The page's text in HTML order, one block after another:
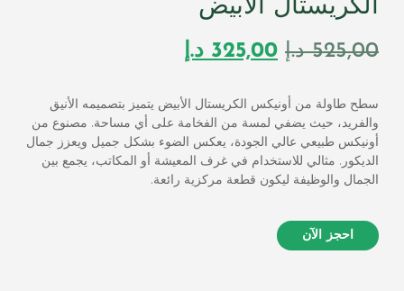
الكريستال الأبيض
525,00 د.إ 325,00 د.إ
سطح طاولة من أونيكس الكريستال الأبيض يتميز بتصميمه الأنيق
والفريد، حيث يضفي لمسة من الفخامة على أي مساحة. مصنوع من
أونيكس طبيعي عالي الجودة، يعكس الضوء بشكل جميل ويعزز جمال
الديكور. مثالي للاستخدام في غرف المعيشة أو المكاتب، يجمع بين
الجمال والوظيفة ليكون قطعة مركزية رائعة.
احجز الآن